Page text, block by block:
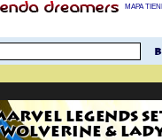
MAPA
LEGENDS
WOLVERINE &